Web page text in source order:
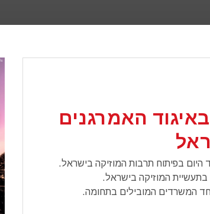
האמרגנים
המוזיקה בישראל.
המשרדים המובילים בתחומה.